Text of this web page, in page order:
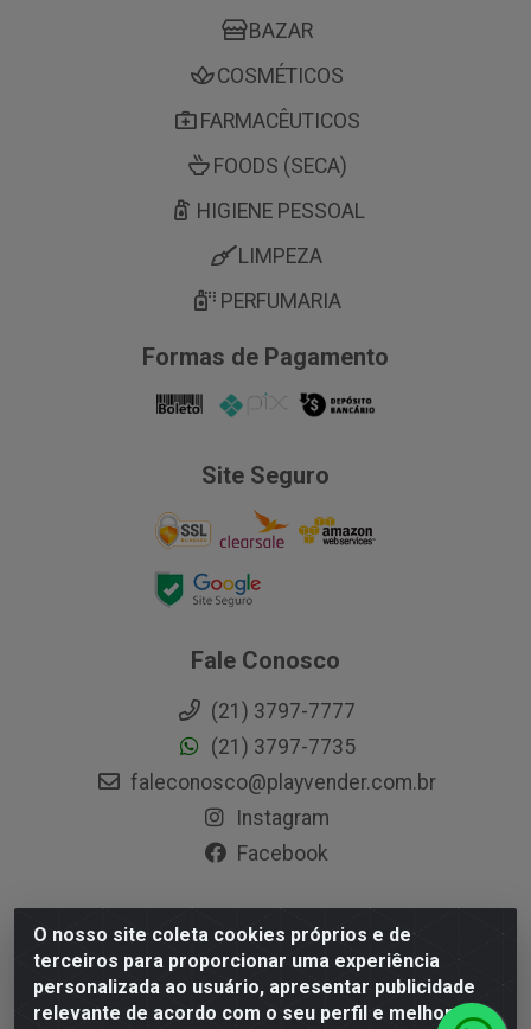
O nosso site coleta cookies próprios e de
terceiros para proporcionar uma experiência
personalizada ao usuário, apresentar publicidade
relevante de acordo com o seu perfil e melhorar a
BAZAR
COSMÉTICOS
FARMACÊUTICOS
FOODS (SECA)
HIGIENE PESSOAL
LIMPEZA
PERFUMARIA
Formas de Pagamento
Site Seguro
Fale Conosco
(21) 3797-7777
(21) 3797-7735
faleconosco@playvender.com.br
Instagram
Facebook
Playvender Distribuidora - Avenida Ana Dantas, 183-
Xerém - Duque de Caxias / RJ - CEP 25250-415 - CNPJ
05.762.204/0001-83